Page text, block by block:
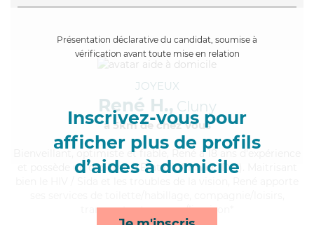
Présentation déclarative du candidat, soumise à
vérification avant toute mise en relation
Inscrivez-vous pour
afficher plus de profils
d’aides à domicile
JOYEUX
René H., Cluny
à 5km de chez Vous
, optimiste et fiable, René a 18 ans d'expérience
et possède un diplôme d'Etat d'infirmier (DEI). Maitrisant
transports et courses/livraison*